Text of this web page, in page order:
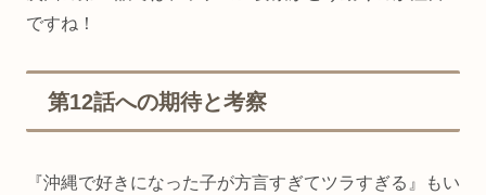
ですね！
第12話への期待と考察
『沖縄で好きになった子が方言すぎてツラすぎる』もい